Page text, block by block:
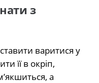
з
варитися у
її в окріп,
а